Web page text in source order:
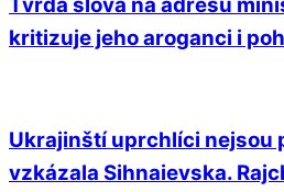
kritizuje jeho aroganci i
Ukrajinští uprchlíci nejsou
vzkázala Sihnaievska.